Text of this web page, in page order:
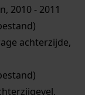
2010 - 2011
achterzijde,